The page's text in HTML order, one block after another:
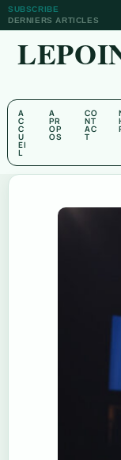
SUBSCRIBE
DERNIERS ARTICLES
A
C
C
U
EI
L
A
PR
OP
OS
CO
NT
AC
T